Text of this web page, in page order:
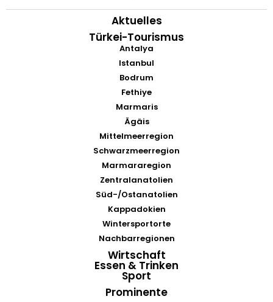
Aktuelles
Türkei-Tourismus
Antalya
Istanbul
Bodrum
Fethiye
Marmaris
Ägäis
Mittelmeerregion
Schwarzmeerregion
Marmararegion
Zentralanatolien
Süd-/Ostanatolien
Kappadokien
Wintersportorte
Nachbarregionen
Wirtschaft
Essen & Trinken
Sport
Prominente